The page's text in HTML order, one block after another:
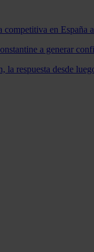
en España
a generar
respuesta desde